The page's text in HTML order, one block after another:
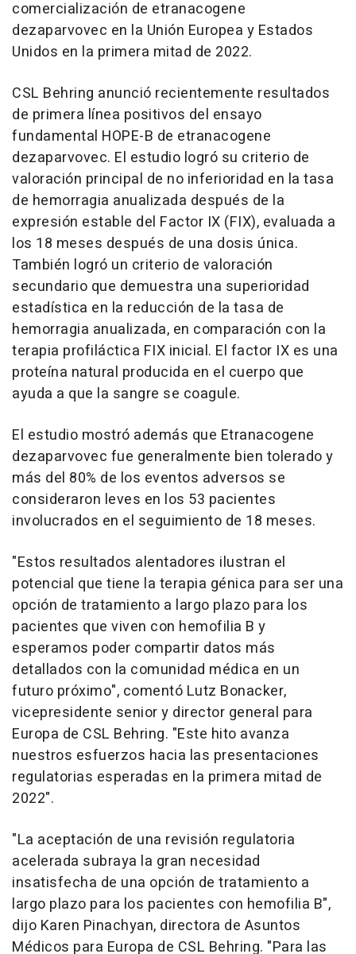
comercialización de etranacogene
dezaparvovec en la Unión Europea y Estados
Unidos en la primera mitad de 2022.
CSL Behring anunció recientemente resultados
de primera línea positivos del ensayo
fundamental HOPE-B de etranacogene
dezaparvovec. El estudio logró su criterio de
valoración principal de no inferioridad en la tasa
de hemorragia anualizada después de la
expresión estable del Factor IX (FIX), evaluada a
los 18 meses después de una dosis única.
También logró un criterio de valoración
secundario que demuestra una superioridad
estadística en la reducción de la tasa de
hemorragia anualizada, en comparación con la
terapia profiláctica FIX inicial. El factor IX es una
proteína natural producida en el cuerpo que
ayuda a que la sangre se coagule.
El estudio mostró además que Etranacogene
dezaparvovec fue generalmente bien tolerado y
más del 80% de los eventos adversos se
consideraron leves en los 53 pacientes
involucrados en el seguimiento de 18 meses.
"Estos resultados alentadores ilustran el
potencial que tiene la terapia génica para ser una
opción de tratamiento a largo plazo para los
pacientes que viven con hemofilia B y
esperamos poder compartir datos más
detallados con la comunidad médica en un
futuro próximo", comentó Lutz Bonacker,
vicepresidente senior y director general para
Europa de CSL Behring. "Este hito avanza
nuestros esfuerzos hacia las presentaciones
regulatorias esperadas en la primera mitad de
2022".
"La aceptación de una revisión regulatoria
acelerada subraya la gran necesidad
insatisfecha de una opción de tratamiento a
largo plazo para los pacientes con hemofilia B",
dijo Karen Pinachyan, directora de Asuntos
Médicos para Europa de CSL Behring. "Para las